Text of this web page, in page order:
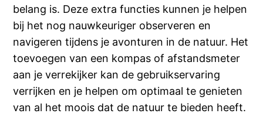
belang is. Deze extra functies kunnen je helpen
bij het nog nauwkeuriger observeren en
navigeren tijdens je avonturen in de natuur. Het
toevoegen van een kompas of afstandsmeter
aan je verrekijker kan de gebruikservaring
verrijken en je helpen om optimaal te genieten
van al het moois dat de natuur te bieden heeft.